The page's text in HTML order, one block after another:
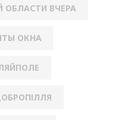
ВЧЕРА
ОКНА